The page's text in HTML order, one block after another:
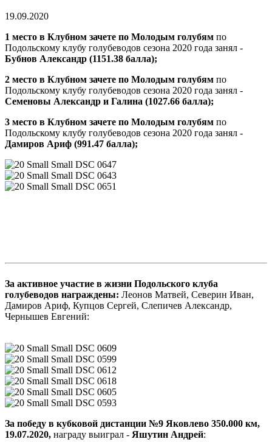
19.09.2020
1 место в Клубном зачете по Молодым голубям по
Подольскому клубу голубеводов сезона 2020 года занял -
Бубнов Александр (1151.38 балла);
2 место в Клубном зачете по Молодым голубям по
Подольскому клубу голубеводов сезона 2020 года занял -
Семеновы Александр и Галина (1027.66 балла);
3 место в Клубном зачете по Молодым голубям по
Подольскому клубу голубеводов сезона 2020 года занял -
Дамиров Ариф (991.47 балла);
За активное участие в жизни Подольского клуба
голубеводов награждены: Леонов Матвей, Северин Иван,
Дамиров Ариф, Купцов Сергей, Слепичев Александр,
Чернышев Евгений:
За победу в кубковой дистанции №9 Яковлево 350.000 км,
19.07.2020, награду выиграл - Яшутин Андрей: